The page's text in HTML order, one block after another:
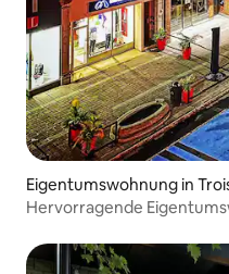
Eigentumswohnung in
Hervorragende